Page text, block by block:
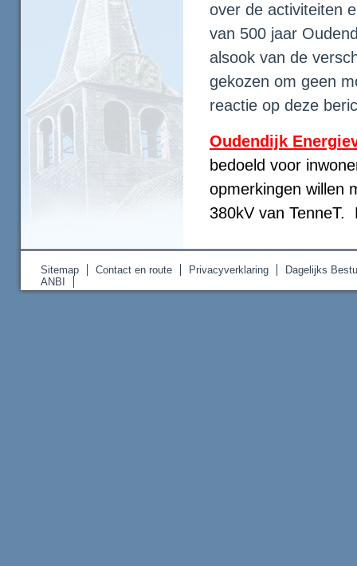
over de activiteiten
van 500 jaar
alsook van de
gekozen om geen
reactie op deze
Oudendijk
bedoeld voor
opmerkingen willen
380kV van TenneT.
Sitemap Contact en route Privacyverklaring
Dagelijks
ANBI